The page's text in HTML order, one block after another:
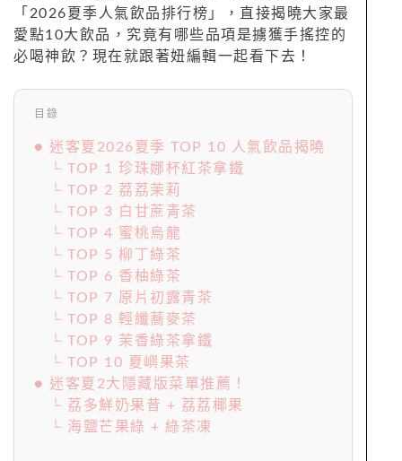
「2026夏季人氣飲品排行榜」，直接揭曉大家最
愛點10大飲品，究竟有哪些品項是擄獲手搖控的
必喝神飲？現在就跟著妞編輯一起看下去！
目錄
● 迷客夏2026夏季 TOP 10 人氣飲品揭曉
└ TOP 1 珍珠娜杯紅茶拿鐵
└ TOP 2 荔荔茉莉
└ TOP 3 白甘蔗青茶
└ TOP 4 蜜桃烏龍
└ TOP 5 柳丁綠茶
└ TOP 6 香柚綠茶
└ TOP 7 原片初露青茶
└ TOP 8 輕纖蕎麥茶
└ TOP 9 茉香綠茶拿鐵
└ TOP 10 夏嶼果茶
● 迷客夏2大隱藏版菜單推薦！
└ 荔多鮮奶果昔 + 荔荔椰果
└ 海鹽芒果綠 + 綠茶凍